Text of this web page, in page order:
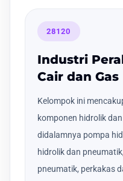
28120
Industri
Cair dan Gas
Kelompok ini
komponen hidrolik
didalamnya pompa
hidrolik dan
pneumatik, perkakas